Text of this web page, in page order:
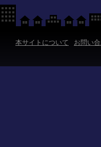
本サイトについて お問い